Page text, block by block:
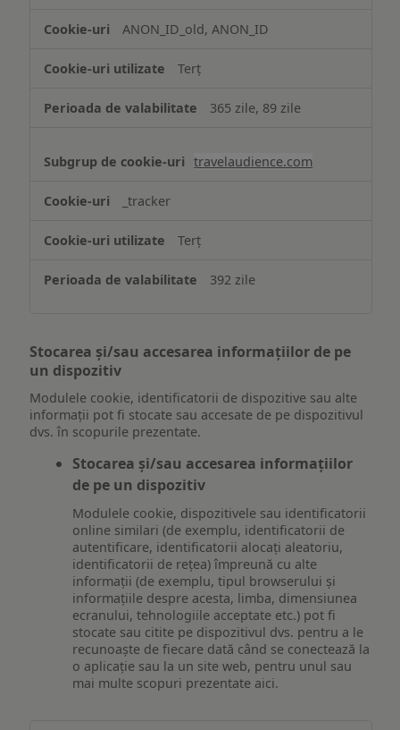
ANON_ID_old, ANON_ID
Terț
365 zile, 89 zile
travelaudience.com
_tracker
Terț
392 zile
Stocarea și/sau accesarea informațiilor de pe
un dispozitiv
Modulele cookie, identificatorii de dispozitive sau alte
informații pot fi stocate sau accesate de pe dispozitivul
dvs. în scopurile prezentate.
Stocarea și/sau accesarea informațiilor
de pe un dispozitiv
Modulele cookie, dispozitivele sau identificatorii
online similari (de exemplu, identificatorii de
autentificare, identificatorii alocați aleatoriu,
identificatorii de rețea) împreună cu alte
informații (de exemplu, tipul browserului și
informațiile despre acesta, limba, dimensiunea
ecranului, tehnologiile acceptate etc.) pot fi
stocate sau citite pe dispozitivul dvs. pentru a le
recunoaște de fiecare dată când se conectează la
o aplicație sau la un site web, pentru unul sau
mai multe scopuri prezentate aici.